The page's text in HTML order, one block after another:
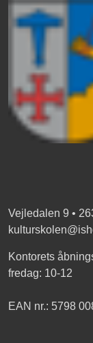
Vejledalen 9 •
Kontorets
fredag: 10-12
EAN nr.: 5798